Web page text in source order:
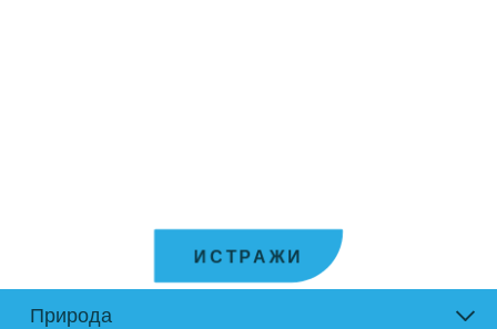
Природа
Одмор
Туризам
Гастрономија
ИСТРАЖИ